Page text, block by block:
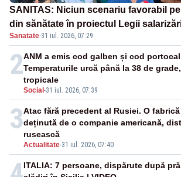
SANITAS: Niciun scenariu favorabil
din sănătate în proiectul Legii
Sanatate·31 iul. 2026, 07:29
2
Social -31 iul. 2026, 07:39
ANM a emis cod galben și cod
Temperaturile urcă până la 38 de
tropicale
3
Actualitate-31 iul. 2026, 07:40
Atac fără precedent al Rusiei. O
deținută de o companie americană,
rusească
ITALIA: 7 persoane, dispărute după